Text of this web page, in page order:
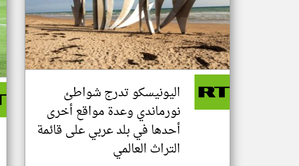
اليونيسكو تدرج شواطئ
نورماندي وعدة مواقع أخرى
أحدها في بلد عربي على قائمة
التراث العالمي